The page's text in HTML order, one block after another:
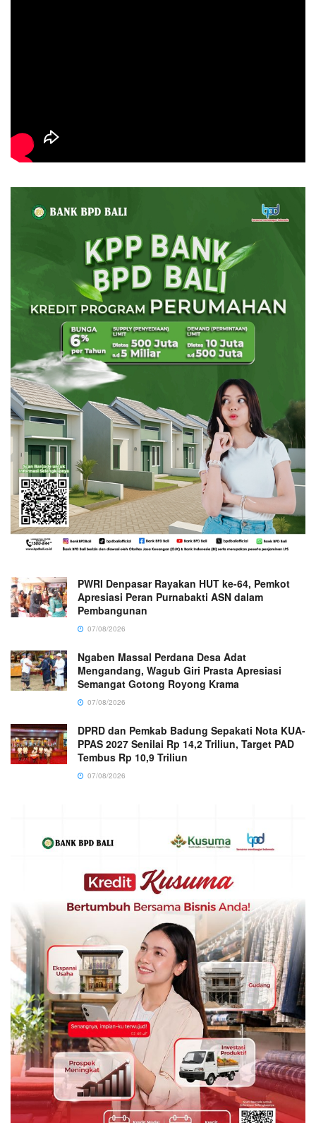
PWRI Denpasar Rayakan HUT ke-64, Pemkot
Apresiasi Peran Purnabakti ASN dalam
Pembangunan
07/08/2026
Ngaben Massal Perdana Desa Adat
Mengandang, Wagub Giri Prasta Apresiasi
Semangat Gotong Royong Krama
07/08/2026
DPRD dan Pemkab Badung Sepakati Nota KUA-
PPAS 2027 Senilai Rp 14,2 Triliun, Target PAD
Tembus Rp 10,9 Triliun
07/08/2026